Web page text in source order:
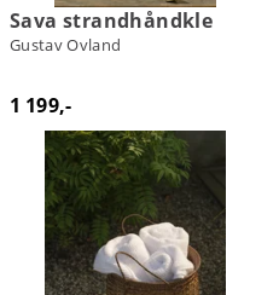
Sava strandhåndkle
Gustav Ovland
1 199,-